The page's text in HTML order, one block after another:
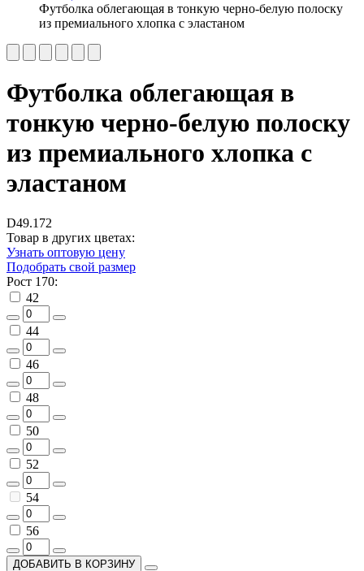
Футболка облегающая в тонкую черно-белую полоску
из премиального хлопка с эластаном
Футболка облегающая в
тонкую черно-белую полоску
из премиального хлопка с
эластаном
D49.172
Товар в других цветах:
Узнать оптовую цену
Подобрать свой размер
Рост 170:
42
44
46
48
50
52
54
56
ДОБАВИТЬ В КОРЗИНУ